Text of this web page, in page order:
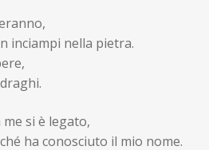
inciampi nella pietra.
si è legato,
ha conosciuto il mio nome.